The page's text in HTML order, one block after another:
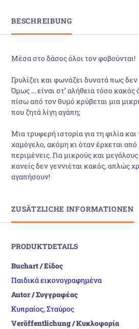
BESCHREIBUNG
Μέσα στο δάσος όλοι τον φοβούνται!
Γρυλίζει και φωνάζει δυνατά πως
Όμως … είναι στ’ αλήθεια τόσο
πίσω από τον θυμό κρύβεται μια
που ζητά λίγη αγάπη;
Μια τρυφερή ιστορία για τη φιλία
χαμόγελο, ακόμη κι όταν έρχεται
περιμένεις. Για μικρούς και
κανείς δεν γεννιέται κακός, απλώς
αγαπήσουν!
ZUSÄTZLICHE INFORMATIONEN
PRODUKTDETAILS
Buchart / Είδος
Παιδικά εικονογραφημένα
Autor / Συγγραφέας
Κυπραίος, Σταύρος
Veröffentlichung / Κυκλοφορία